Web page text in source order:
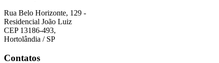
Rua Belo Horizonte, 129 -
Residencial João Luiz
CEP 13186-493,
Hortolândia / SP
Contatos